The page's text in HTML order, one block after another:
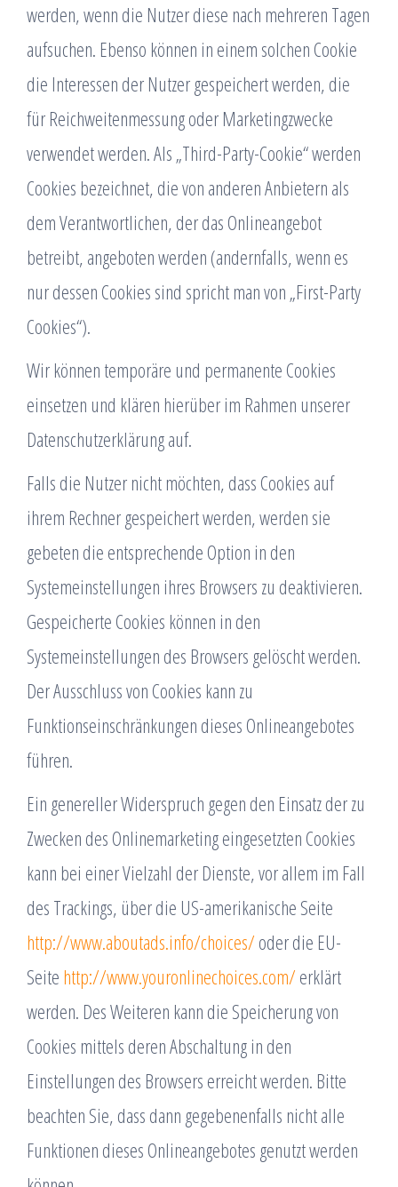
werden, wenn die Nutzer diese nach mehreren Tagen
aufsuchen. Ebenso können in einem solchen Cookie
die Interessen der Nutzer gespeichert werden, die
für Reichweitenmessung oder Marketingzwecke
verwendet werden. Als „Third-Party-Cookie“ werden
Cookies bezeichnet, die von anderen Anbietern als
dem Verantwortlichen, der das Onlineangebot
betreibt, angeboten werden (andernfalls, wenn es
nur dessen Cookies sind spricht man von „First-Party
Cookies“).
Wir können temporäre und permanente Cookies
einsetzen und klären hierüber im Rahmen unserer
Datenschutzerklärung auf.
Falls die Nutzer nicht möchten, dass Cookies auf
ihrem Rechner gespeichert werden, werden sie
gebeten die entsprechende Option in den
Systemeinstellungen ihres Browsers zu deaktivieren.
Gespeicherte Cookies können in den
Systemeinstellungen des Browsers gelöscht werden.
Der Ausschluss von Cookies kann zu
Funktionseinschränkungen dieses Onlineangebotes
führen.
Ein genereller Widerspruch gegen den Einsatz der zu
Zwecken des Onlinemarketing eingesetzten Cookies
kann bei einer Vielzahl der Dienste, vor allem im Fall
des Trackings, über die US-amerikanische Seite
http://www.aboutads.info/choices/ oder die EU-
Seite http://www.youronlinechoices.com/ erklärt
werden. Des Weiteren kann die Speicherung von
Cookies mittels deren Abschaltung in den
Einstellungen des Browsers erreicht werden. Bitte
beachten Sie, dass dann gegebenenfalls nicht alle
Funktionen dieses Onlineangebotes genutzt werden